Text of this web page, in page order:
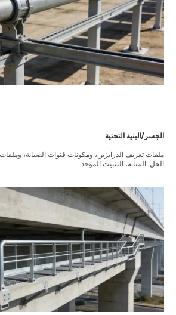
الجسر/البنية التحتية
ملفات تعريف الدرابزين، ومكونات قنوات الصيانة،
الحل: المتانة، التثبيت الموحد